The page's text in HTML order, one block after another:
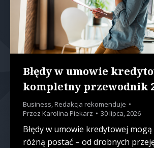
Błędy w umowie
kompletny przewodnik
Business,Redakcja rekomenduje
Przez Karolina Piekarz 30 lipca, 2026
Błędy w umowie kredytowej
różną postać – od drobnych